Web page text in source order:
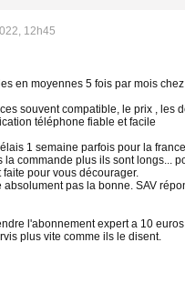
12h45
en moyennes 5 fois par mois
souvent compatible, le prix , les
téléphone fiable et facile
1 semaine parfois pour la
la commande plus ils sont longs...
pour vous décourager.
absolument pas la bonne. SAV
l'abonnement expert a 10
plus vite comme ils le disent.